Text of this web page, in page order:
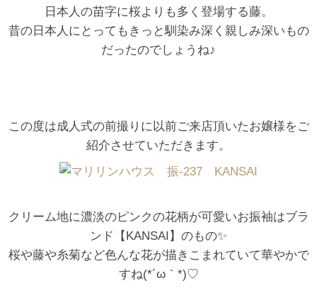
日本人の苗字に桜よりも多く登場する藤。
昔の日本人にとってもきっと馴染み深く親しみ深いもの
だったのでしょうね♪
この度は成人式の前撮りに以前ご来店頂いたお嬢様をご
紹介させていただきます。
クリーム地に濃淡のピンクの花柄が可愛いお振袖はブラ
ンド【KANSAI】のもの✨
桜や藤や糸菊など色んな花が描きこまれていて華やかで
すね(*´ω｀*)♡